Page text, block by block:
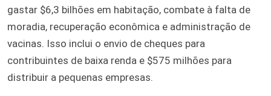
gastar $6,3 bilhões em habitação, combate à falta de
moradia, recuperação econômica e administração de
vacinas. Isso inclui o envio de cheques para
contribuintes de baixa renda e $575 milhões para
distribuir a pequenas empresas.